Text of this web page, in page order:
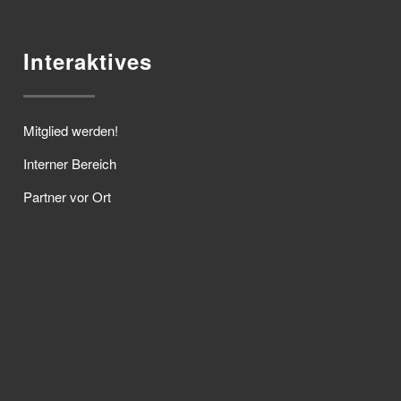
Interaktives
Mitglied werden!
Interner Bereich
Partner vor Ort